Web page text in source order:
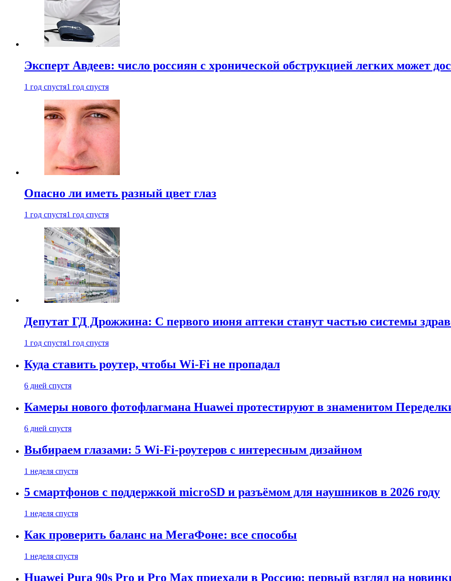
Эксперт Авдеев: число россиян с хронической обструкцией легких может
1 год спустя1 год спустя
Опасно ли иметь разный цвет глаз
1 год спустя1 год спустя
Депутат ГД Дрожжина: С первого июня аптеки станут частью системы
1 год спустя1 год спустя
Куда ставить роутер, чтобы Wi-Fi не пропадал
6 дней спустя
Камеры нового фотофлагмана Huawei протестируют в знаменитом
6 дней спустя
Выбираем глазами: 5 Wi-Fi-роутеров с интересным дизайном
1 неделя спустя
5 смартфонов с поддержкой microSD и разъёмом для наушников в 2026 году
1 неделя спустя
Как проверить баланс на МегаФоне: все способы
1 неделя спустя
Huawei Pura 90s Pro и Pro Max приехали в Россию: первый взгляд на